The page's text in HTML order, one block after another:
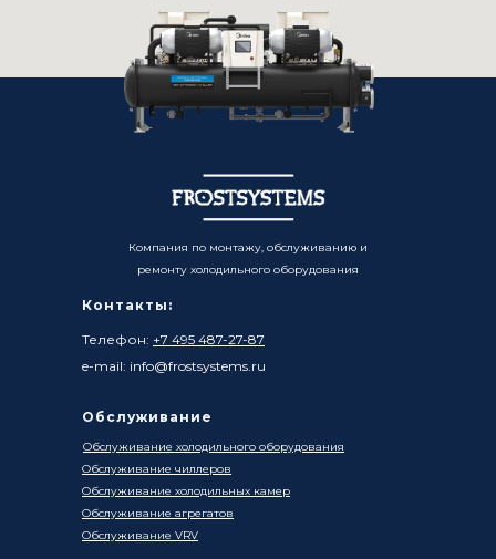
Контакты:
Телефон: +7 495 487-27-87
e-mail: info@frostsystems.ru
Компания по монтажу, обслуживанию и
ремонту холодильного оборудования
Обслуживание
Обслуживание холодильного оборудования
Обслуживание чиллеров
Обслуживание холодильных камер
Обслуживание агрегатов
Обслуживание VRV